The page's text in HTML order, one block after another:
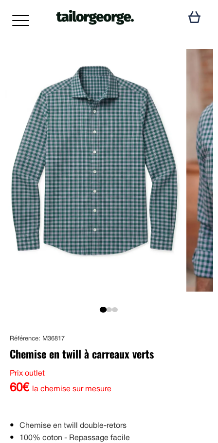
Référence: M36817
Chemise en twill à carreaux verts
Prix outlet
60€ la chemise sur mesure
Chemise en twill double-retors
100% coton - Repassage facile